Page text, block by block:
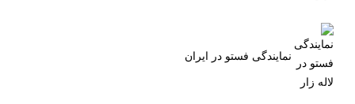
نمایندگی فستو در ایران